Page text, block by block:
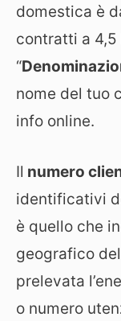
domestica è
contratti a 4,5
“
nome del tuo
info online.
Il numero
identificativi
è quello che
geografico
prelevata
o numero